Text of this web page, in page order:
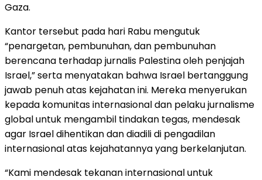
Gaza.
Kantor tersebut pada hari Rabu mengutuk
“penargetan, pembunuhan, dan pembunuhan
berencana terhadap jurnalis Palestina oleh penjajah
Israel,” serta menyatakan bahwa Israel bertanggung
jawab penuh atas kejahatan ini. Mereka menyerukan
kepada komunitas internasional dan pelaku jurnalisme
global untuk mengambil tindakan tegas, mendesak
agar Israel dihentikan dan diadili di pengadilan
internasional atas kejahatannya yang berkelanjutan.
“Kami mendesak tekanan internasional untuk